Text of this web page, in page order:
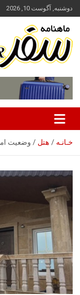
محتوا
بروید
دوشنبه, آگوست 10, 2026
سفر آنلاین
خـانـه هتل وضعیت